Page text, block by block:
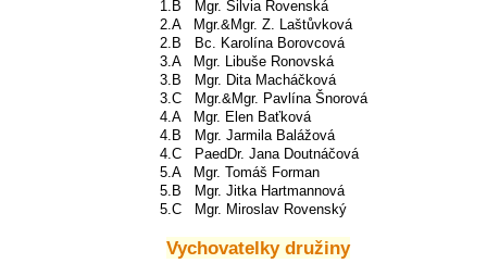
1.B Mgr. Silvia Rovenská
2.A Mgr.&Mgr. Z. Laštůvková
2.B Bc. Karolína Borovcová
3.A Mgr. Libuše Ronovská
3.B Mgr. Dita Macháčková
3.C Mgr.&Mgr. Pavlína Šnorová
4.A Mgr. Elen Baťková
4.B Mgr. Jarmila Balážová
4.C PaedDr. Jana Doutnáčová
5.A Mgr. Tomáš Forman
5.B Mgr. Jitka Hartmannová
5.C Mgr. Miroslav Rovenský
Vychovatelky družiny